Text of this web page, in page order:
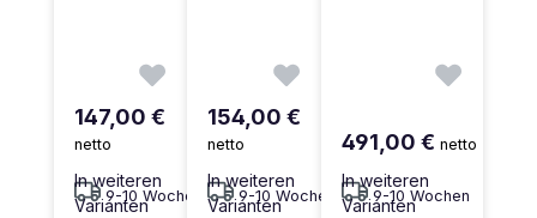
147,00 €
netto
9-10 Wochen
In weiteren
Varianten
154,00 €
netto
9-10 Wochen
In weiteren
Varianten
491,00 € netto
9-10 Wochen
In weiteren
Varianten